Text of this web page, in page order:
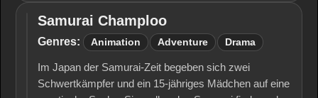
Samurai
Champloo
Samurai Champloo
Genres: Animation Adventure Drama
Im Japan der Samurai-Zeit begeben sich zwei
Schwertkämpfer und ein 15-jähriges Mädchen auf eine